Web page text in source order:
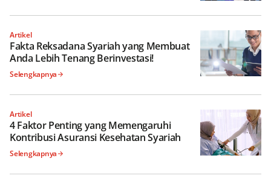
Artikel
Fakta Reksadana Syariah yang Membuat
Anda Lebih Tenang Berinvestasi!
Selengkapnya
Artikel
4 Faktor Penting yang Memengaruhi
Kontribusi Asuransi Kesehatan Syariah
Selengkapnya